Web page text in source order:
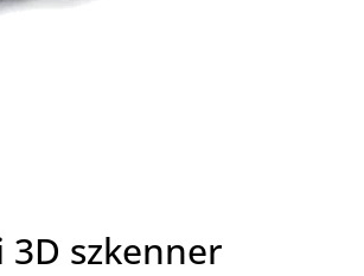
szkenner